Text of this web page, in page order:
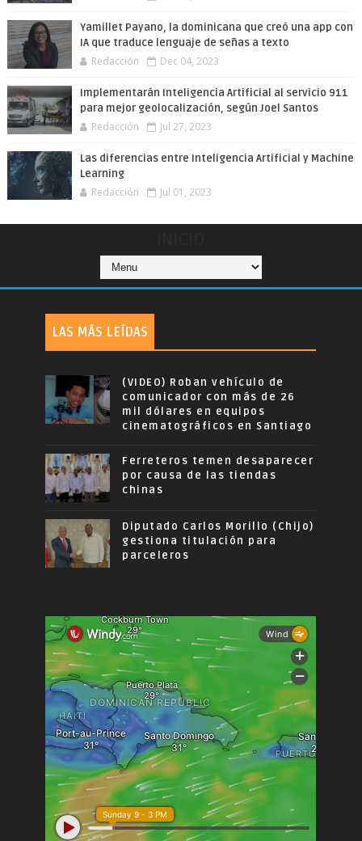
Yamillet Payano, la dominicana que creó una app con
IA que traduce lenguaje de señas a texto
Redacción Dec 04, 2023
Implementarán Inteligencia Artificial al servicio 911
para mejor geolocalización, según Joel Santos
Redacción Jul 27, 2023
Las diferencias entre Inteligencia Artificial y Machine
Learning
Redacción Jul 01, 2023
LAS MÁS LEÍDAS
(VIDEO) Roban vehículo de
comunicador con más de 26
mil dólares en equipos
cinematográficos en Santiago
Ferreteros temen desaparecer
por causa de las tiendas
chinas
Diputado Carlos Morillo (Chijo)
gestiona titulación para
parceleros